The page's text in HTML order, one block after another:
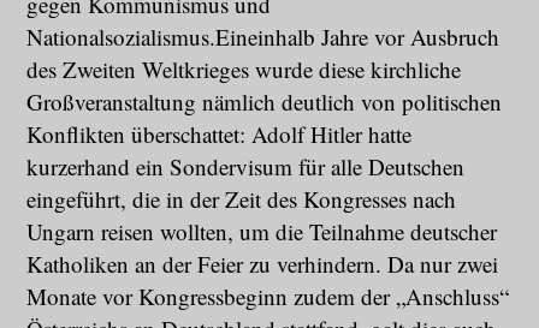
Nationalsozialismus.Eineinhalb Jahre vor Ausbruch
des Zweiten Weltkrieges wurde diese kirchliche
Großveranstaltung nämlich deutlich von politischen
Konflikten überschattet: Adolf Hitler hatte
kurzerhand ein Sondervisum für alle Deutschen
eingeführt, die in der Zeit des Kongresses nach
Ungarn reisen wollten, um die Teilnahme deutscher
Katholiken an der Feier zu verhindern. Da nur zwei
Monate vor Kongressbeginn zudem der „Anschluss“